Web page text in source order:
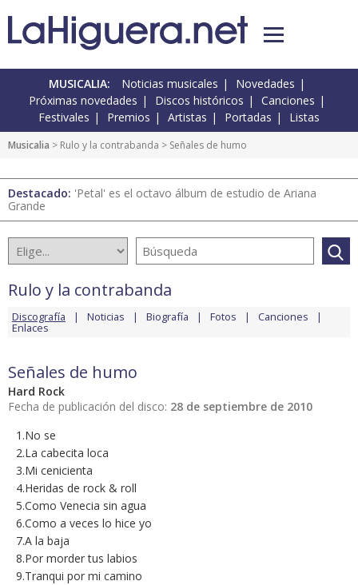
MUSICALIA: Noticias musicales
Novedades
Próximas novedades
Discos históricos
Canciones
Festivales
Premios Artistas Portadas Listas
Musicalia > Rulo y la contrabanda > Señales de humo
Destacado: 'Petal' es el octavo álbum de estudio de Ariana
Grande
Rulo y la contrabanda
Discografía Noticias Biografía Fotos Canciones
Enlaces
Señales de humo
Hard Rock
Fecha de publicación del disco: 28 de septiembre de 2010
1.No se
2.La cabecita loca
3.Mi cenicienta
4.Heridas de rock & roll
5.Como Venecia sin agua
6.Como a veces lo hice yo
7.A la baja
8.Por morder tus labios
9.Tranqui por mi camino